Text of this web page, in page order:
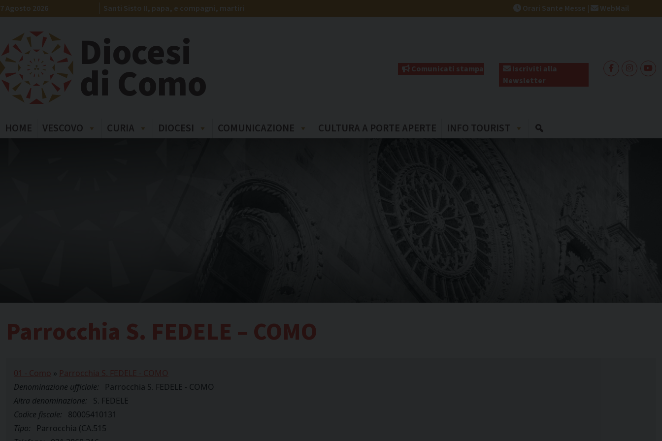
Skip
to
7 Agosto 2026 Santi Sisto II, papa, e compagni, martiri Orari Sante Messe | WebMail
Diocesi
di Como Comunicati stampa
Iscriviti alla
Newsletter
HOME VESCOVO CURIA DIOCESI COMUNICAZIONE CULTURA A PORTE APERTE INFO TOURIST
Parrocchia S. FEDELE – COMO
01 - Como » Parrocchia S. FEDELE - COMO
Denominazione ufficiale:
Parrocchia S. FEDELE - COMO
Altra denominazione:
S. FEDELE
Codice fiscale:
80005410131
Tipo:
Parrocchia (CA.515